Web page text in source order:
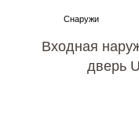
Входная
дверь